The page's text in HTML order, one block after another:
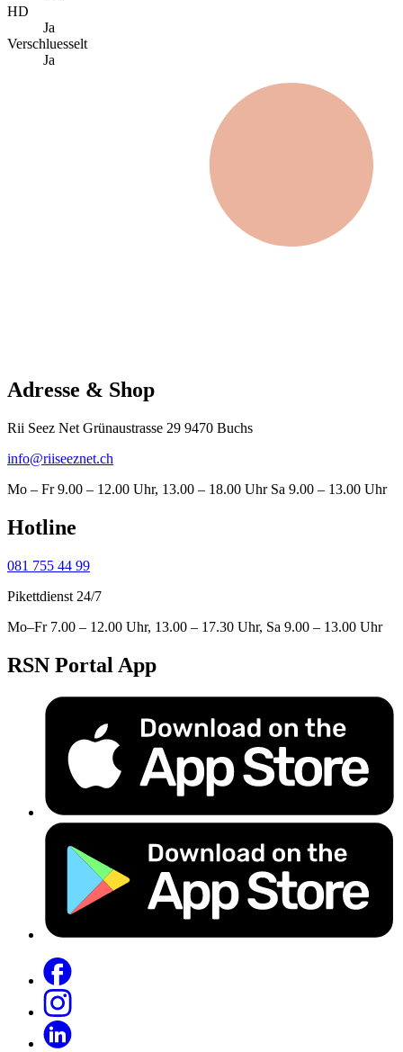
HD
Ja
Verschluesselt
Ja
Adresse & Shop
Rii Seez Net Grünaustrasse 29 9470 Buchs
info@riiseeznet.ch
Mo – Fr 9.00 – 12.00 Uhr, 13.00 – 18.00 Uhr Sa 9.00 – 13.00 Uhr
Hotline
081 755 44 99
Pikettdienst 24/7
Mo–Fr 7.00 – 12.00 Uhr, 13.00 – 17.30 Uhr, Sa 9.00 – 13.00 Uhr
RSN Portal App